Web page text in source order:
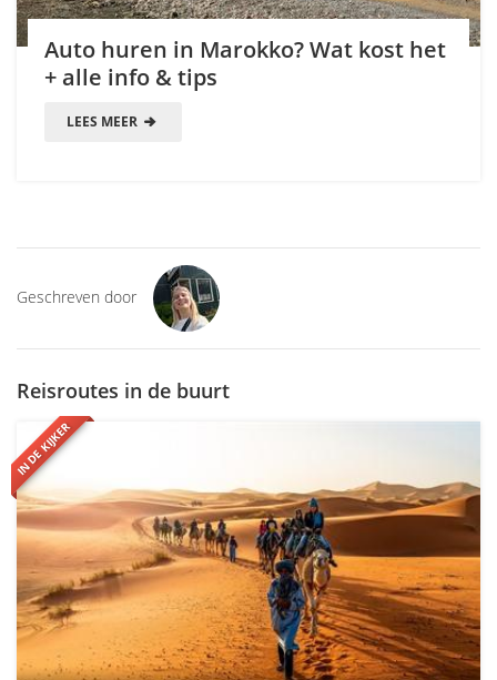
Auto huren in Marokko? Wat kost het
+ alle info & tips
LEES MEER
Geschreven door
Reisroutes in de buurt
IN DE KIJKER